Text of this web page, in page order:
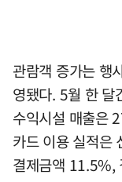
관람객 증가는 행
영됐다. 5월 한 달
수익시설 매출은
카드 이용 실적은
결제금액 11.5%,